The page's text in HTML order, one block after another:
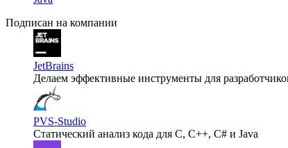
Подписан на компании
JetBrains
Делаем эффективные инструменты для
PVS-Studio
Статический анализ кода для C, C++, C# и Java